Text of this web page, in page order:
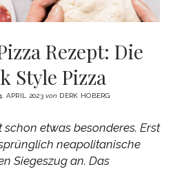
Rezept: Die
Style Pizza
APRIL 2023von DERK HOBERG
schon etwas besonderes. Erst
neapolitanische
Siegeszug an. Das